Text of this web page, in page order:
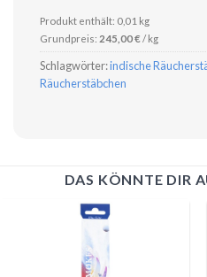
Produkt enthält: 0,01 kg
Grundpreis: 245,00€/ kg
Schlagwörter:indische
Räucherstäbchen
DAS KÖNNTE DIR